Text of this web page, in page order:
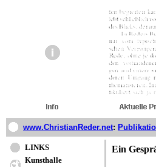
www.ChristianReder.net:
LINKS
Kunsthalle
Ein